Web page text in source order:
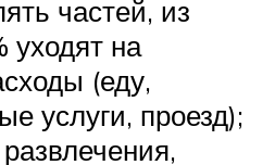
частей, из
уходят на
(еду,
услуги, проезд);